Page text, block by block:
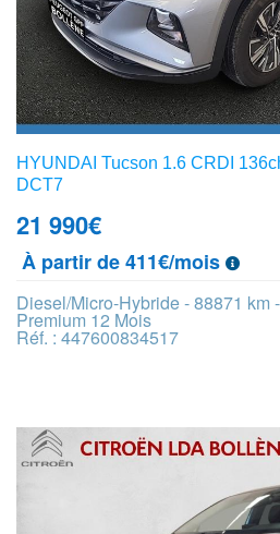
HYUNDAI Tucson 1.6 CRDI
DCT7
21 990€
À partir de 411€/mois
Diesel/Micro-Hybride - 88871 km
Premium 12 Mois
Réf. : 447600834517